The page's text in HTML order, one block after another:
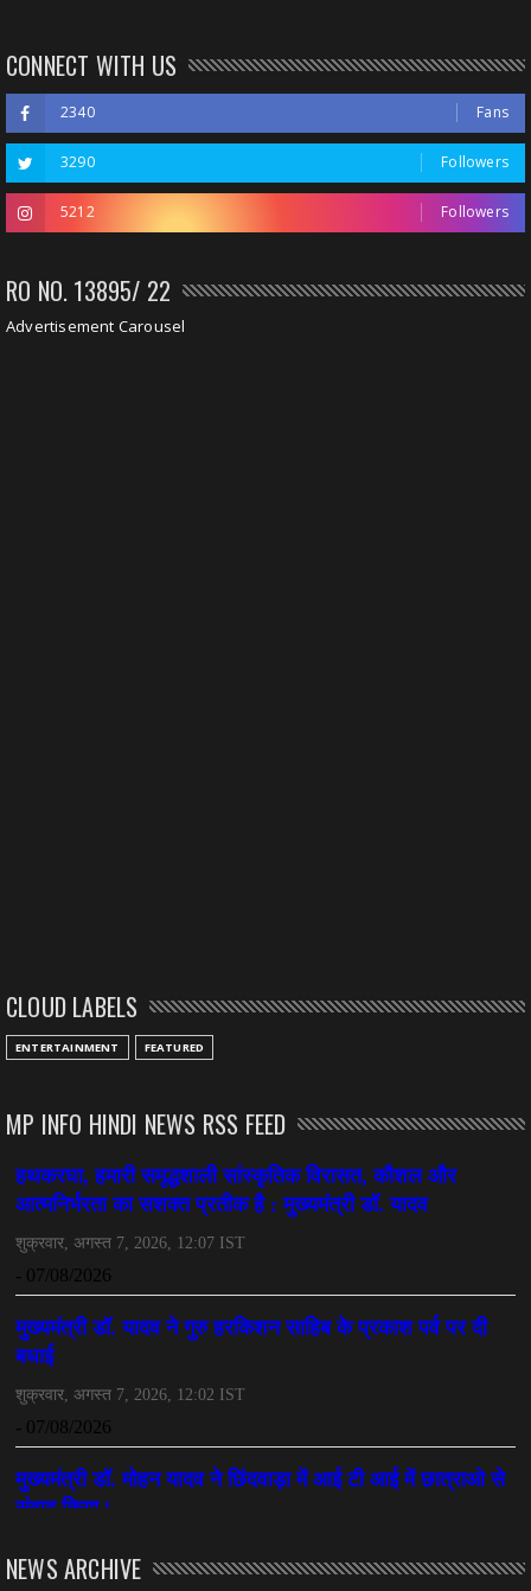
CONNECT WITH US
2340 Fans
3290 Followers
5212 Followers
RO NO. 13895/ 22
Advertisement Carousel
CLOUD LABELS
ENTERTAINMENT FEATURED
MP INFO HINDI NEWS RSS FEED
NEWS ARCHIVE